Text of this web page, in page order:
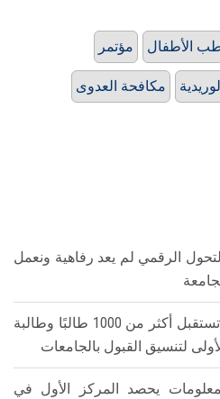
مؤتمر الأطفال
مكافحة العدوى
الرقمي لم يعد رفاهية ونعمل
معامل التنسيق الإلكتروني تستقبل أكثر من 1000 طالبًا وطالبة
لتنسيق القبول بالجامعات
يحصد المركز الأول في